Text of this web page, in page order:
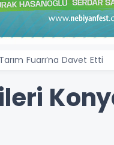
Fuarı’na Davet Etti